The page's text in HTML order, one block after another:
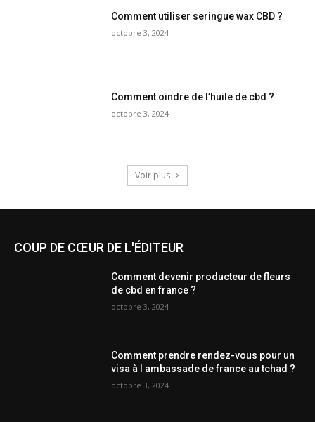
Comment utiliser seringue wax CBD ?
octobre 3, 2024
Comment oindre de l’huile de cbd ?
octobre 3, 2024
Voir plus
COUP DE CŒUR DE L'ÉDITEUR
Comment devenir producteur de fleurs
de cbd en france ?
octobre 3, 2024
Comment prendre rendez-vous pour un
visa à l ambassade de france au tchad ?
octobre 3, 2024